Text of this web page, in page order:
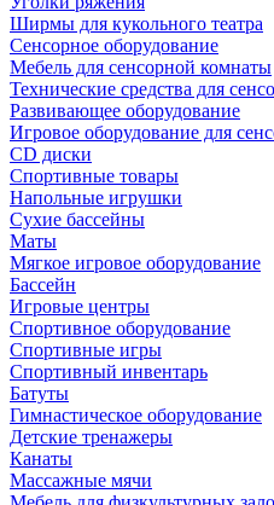
Ширмы для кукольного театра
Сенсорное оборудование
Мебель для сенсорной комнаты
Технические средства для
Развивающее оборудование
Игровое оборудование для
CD диски
Спортивные товары
Напольные игрушки
Сухие бассейны
Маты
Мягкое игровое оборудование
Бассейн
Игровые центры
Спортивное оборудование
Спортивные игры
Спортивный инвентарь
Батуты
Гимнастическое оборудование
Детские тренажеры
Канаты
Массажные мячи